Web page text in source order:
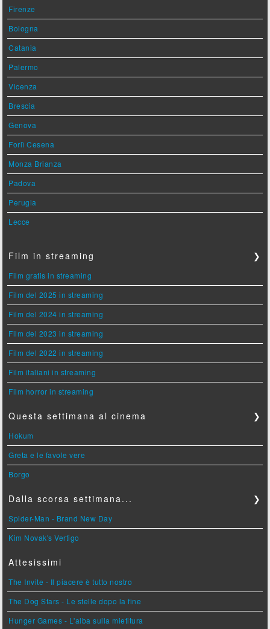
Firenze
Bologna
Catania
Palermo
Vicenza
Brescia
Genova
Forlì Cesena
Monza Brianza
Padova
Perugia
Lecce
Film in streaming ❯
Film gratis in streaming
Film del 2025 in streaming
Film del 2024 in streaming
Film del 2023 in streaming
Film del 2022 in streaming
Film italiani in streaming
Film horror in streaming
Questa settimana al cinema ❯
Hokum
Greta e le favole vere
Borgo
Dalla scorsa settimana... ❯
Spider-Man - Brand New Day
Kim Novak's Vertigo
Attesissimi
The Invite - Il piacere è tutto nostro
The Dog Stars - Le stelle dopo la fine
Hunger Games - L'alba sulla mietitura